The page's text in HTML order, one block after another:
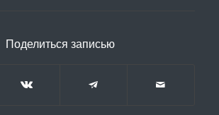
Поделиться записью